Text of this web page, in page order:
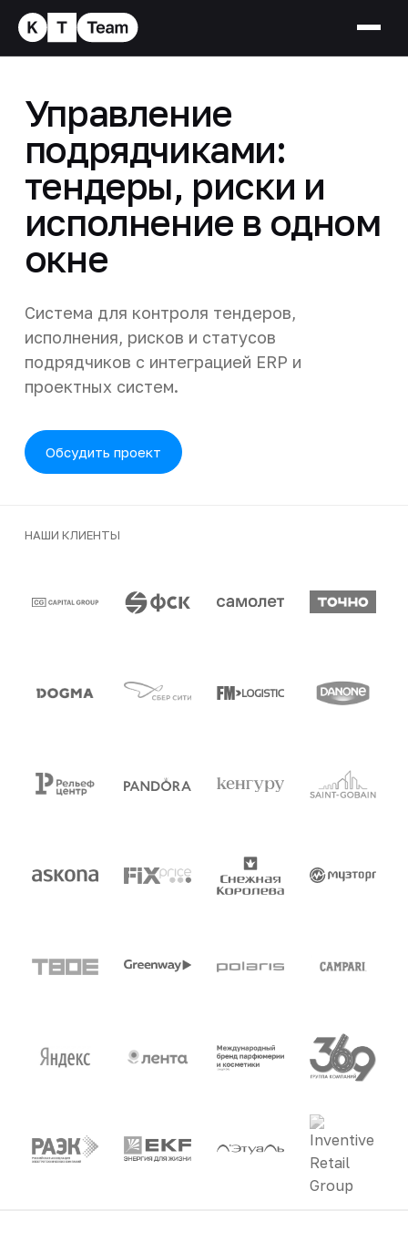
Управление
подрядчиками:
тендеры, риски и
исполнение в одном
окне
Система для контроля тендеров,
исполнения, рисков и статусов
подрядчиков с интеграцией ERP и
проектных систем.
Обсудить проект
НАШИ КЛИЕНТЫ